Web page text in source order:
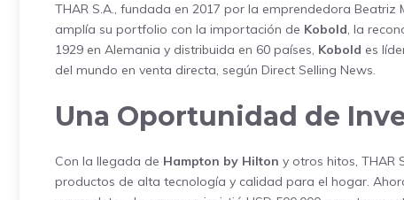
THAR S.A., fundada en 2017 por la emprendedora Beatriz
amplía su portfolio con la importación de Kobold, la
1929 en Alemania y distribuida en 60 países, Kobold es
del mundo en venta directa, según Direct Selling News.
Una Oportunidad de
Con la llegada de Hampton by Hilton y otros hitos, THAR
productos de alta tecnología y calidad para el hogar.